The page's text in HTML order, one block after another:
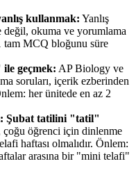
kullanmak: Yanlış
değil, okuma ve yorumlama
tam MCQ bloğunu süre
geçmek: AP Biology ve
soruları, içerik ezberinden
her ünitede en az 2
Şubat tatilini "tatil"
çoğu öğrenci için dinlenme
haftası olmalıdır. Önlem:
arasına bir "mini telafi"